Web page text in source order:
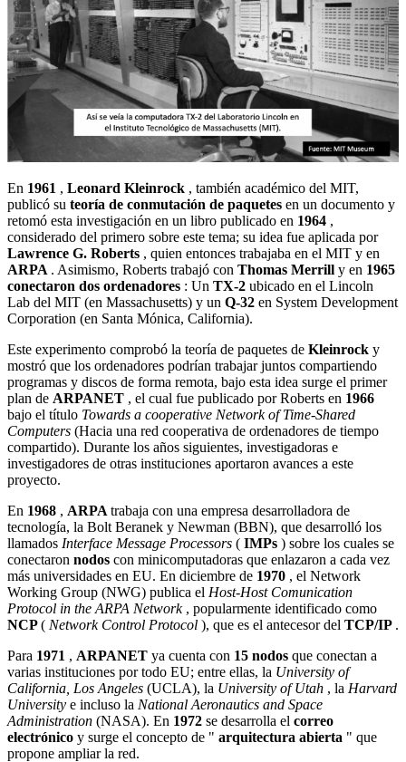
En 1961 , Leonard Kleinrock , también académico del MIT,
publicó su teoría de conmutación de paquetes en un documento y
retomó esta investigación en un libro publicado en 1964 ,
considerado del primero sobre este tema; su idea fue aplicada por
Lawrence G. Roberts , quien entonces trabajaba en el MIT y en
ARPA . Asimismo, Roberts trabajó con Thomas Merrill y en 1965
conectaron dos ordenadores : Un TX-2 ubicado en el Lincoln
Lab del MIT (en Massachusetts) y un Q-32 en System Development
Corporation (en Santa Mónica, California).
Este experimento comprobó la teoría de paquetes de Kleinrock y
mostró que los ordenadores podrían trabajar juntos compartiendo
programas y discos de forma remota, bajo esta idea surge el primer
plan de ARPANET , el cual fue publicado por Roberts en 1966
bajo el título Towards a cooperative Network of Time-Shared
Computers (Hacia una red cooperativa de ordenadores de tiempo
compartido). Durante los años siguientes, investigadoras e
investigadores de otras instituciones aportaron avances a este
proyecto.
En 1968 , ARPA trabaja con una empresa desarrolladora de
tecnología, la Bolt Beranek y Newman (BBN), que desarrolló los
llamados Interface Message Processors ( IMPs ) sobre los cuales se
conectaron nodos con minicomputadoras que enlazaron a cada vez
más universidades en EU. En diciembre de 1970 , el Network
Working Group (NWG) publica el Host-Host Comunication
Protocol in the ARPA Network , popularmente identificado como
NCP( Network Control Protocol ), que es el antecesor del TCP/IP .
Para 1971 , ARPANET ya cuenta con 15 nodos que conectan a
varias instituciones por todo EU; entre ellas, la University of
California, Los Angeles (UCLA), la University of Utah , la Harvard
University e incluso la National Aeronautics and Space
Administration (NASA). En 1972 se desarrolla el correo
electrónico y surge el concepto de " arquitectura abierta " que
propone ampliar la red.